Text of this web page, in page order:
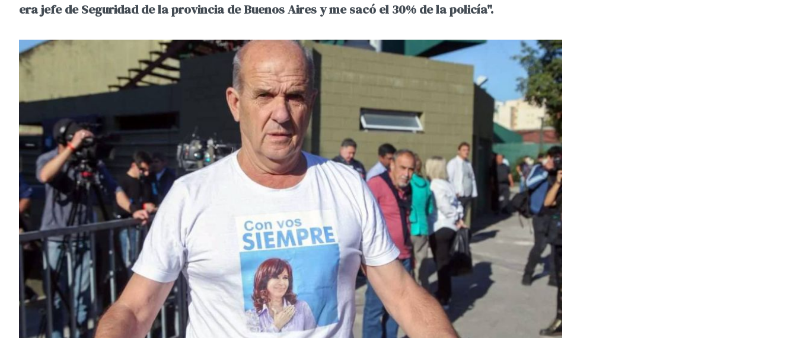
era jefe de Seguridad de la provincia de Buenos Aires y me sacó el 30% de la policía".